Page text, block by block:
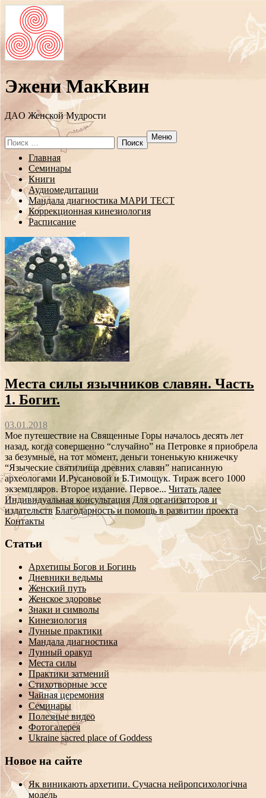
Эжени МакКвин
ДAO Женской Мудрости
Search
for:
Меню
Перейти
содержанию
Главная
Семинары
Книги
Аудиомедитации
Мандала диагностика МАРИ ТЕСТ
Коррекционная кинезиология
Расписание
Места силы язычников славян. Часть
1. Богит.
03.01.2018
Мое путешествие на Священные Горы началось десять лет
назад, когда совершенно “случайно” на Петровке я приобрела
за безумные, на тот момент, деньги тоненькую книжечку
“Языческие святилища древних славян” написанную
археологами И.Русановой и Б.Тимощук. Тираж всего 1000
экземпляров. Второе издание. Первое... Читать далее
Индивидуальная консультация Для организаторов и
издательств Благодарность и помощь в развитии проекта
Контакты
Статьи
Архетипы Богов и Богинь
Дневники ведьмы
Женский путь
Женское здоровье
Знаки и символы
Кинезиология
Лунные практики
Мандала диагностика
Лунный оракул
Места силы
Практики затмений
Стихотворные эссе
Чайная церемония
Семинары
Полезные видео
Фотогалерея
Ukraine sacred place of Goddess
Новое на сайте
Як виникають архетипи. Сучасна нейропсихологічна
модель